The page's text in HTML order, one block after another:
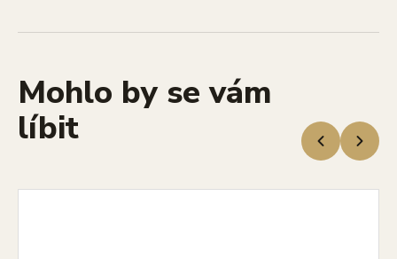
Mohlo by se vám
líbit